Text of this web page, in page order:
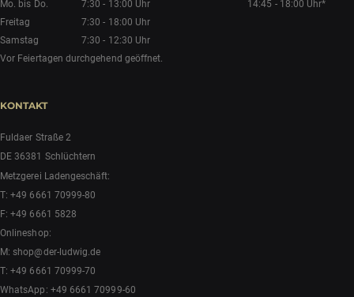
Mo. bis Do. 7:30 - 13:00 Uhr
14:45 - 18:00 Uhr*
Freitag
7:30 - 18:00 Uhr
Samstag
7:30 - 12:30 Uhr
Vor Feiertagen durchgehend geöffnet.
KONTAKT
Fuldaer Straße 2
DE 36381 Schlüchtern
Metzgerei Ladengeschäft:
T:+49 6661 70999-80
F: +49 6661 5828
Onlineshop:
M:shop@der-ludwig.de
T:+49 6661 70999-70
WhatsApp: +49 6661 70999-60